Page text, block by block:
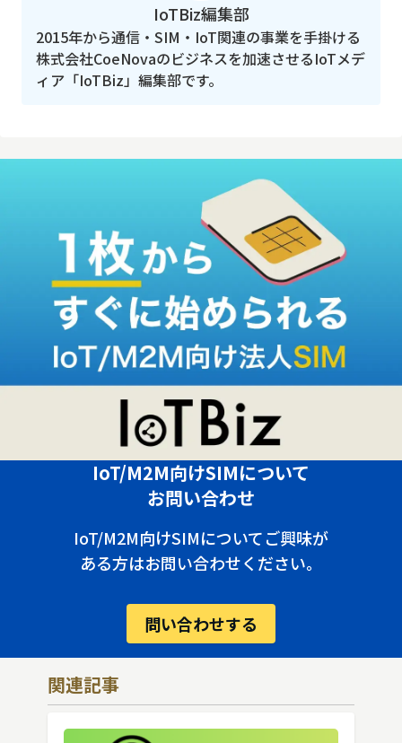
IoTBiz編集部
2015年から通信・SIM・IoT関連の事業を手掛ける
株式会社CoeNovaのビジネスを加速させるIoTメデ
ィア「IoTBiz」編集部です。
IoT/M2M向けSIMについて
お問い合わせ
IoT/M2M向けSIMについてご興味が
ある方はお問い合わせください。
問い合わせする
関連記事